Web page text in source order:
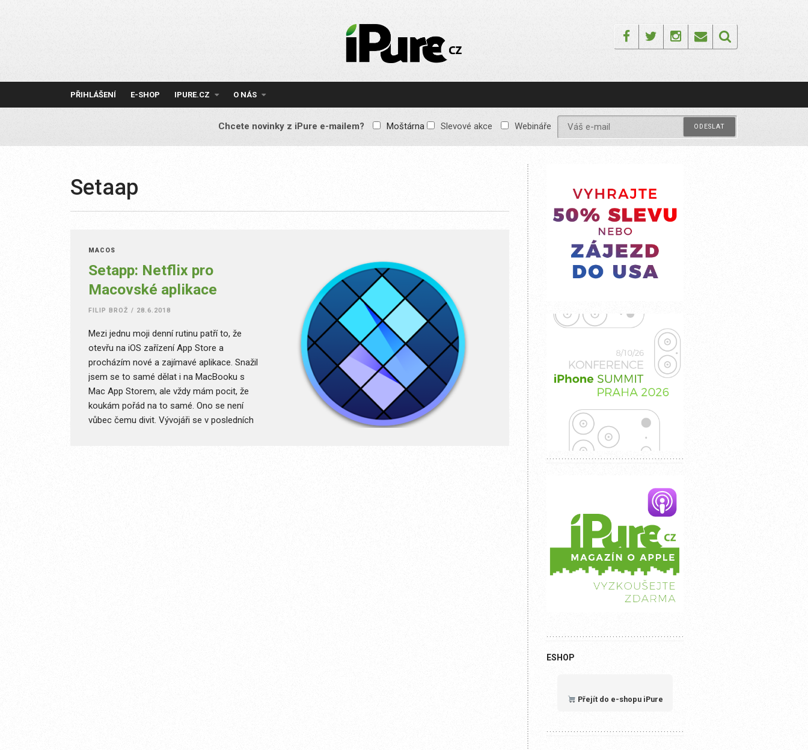
IPURE.CZ
Prémiový Apple e-
reklamy, žádné
obsah pro všechny
FacebookTwitterInstagram
Email
PŘIHLÁŠENÍ E-SHOP IPURE.CZ O NÁS
Chcete novinky z iPure e-mailem? Moštárna Slevové akce Webináře
Setaap
MACOS
Setapp: Netflix pro
Macovské aplikace
FILIP BROŽ / 28.6.2018
Mezi jednu moji denní rutinu patří to, že
otevřu na iOS zařízení App Store a
procházím nové a zajímavé aplikace. Snažil
jsem se to samé dělat i na MacBooku s
Mac App Storem, ale vždy mám pocit, že
koukám pořád na to samé. Ono se není
vůbec čemu divit. Vývojáři se v posledních
ESHOP
Přejít do e-shopu iPure